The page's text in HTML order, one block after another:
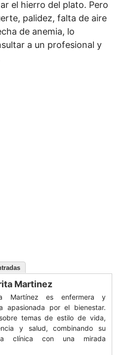
el hierro del plato. Pero
palidez, falta de aire
de anemia, lo
a un profesional y
Martinez
Martínez es enfermera y
apasionada por el bienestar.
temas de estilo de vida,
y salud, combinando su
clínica con una mirada